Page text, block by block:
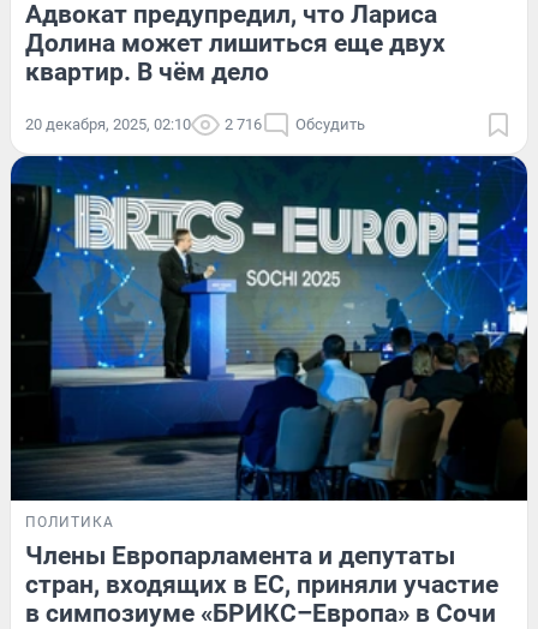
Адвокат предупредил, что Лариса
Долина может лишиться еще двух
квартир. В чём дело
20 декабря, 2025, 02:10 2 716 Обсудить
ПОЛИТИКА
Члены Европарламента и депутаты
стран, входящих в ЕС, приняли участие
в симпозиуме «БРИКС–Европа» в Сочи